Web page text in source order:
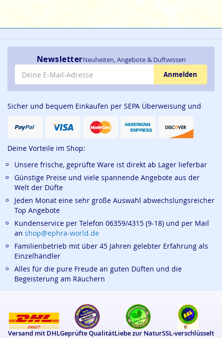
NewsletterNeuheiten, Angebote & Duftwissen
E-Mail-Adresse
Anmelden
Sicher und bequem Einkaufen per SEPA Überweisung und
Deine Vorteile im Shop:
Unsere frische, geprüfte Ware ist direkt ab Lager lieferbar
Günstige Preise und viele spannende Angebote aus der
Welt der Düfte
Jeden Monat eine sehr große Auswahl abwechslungsreicher
Top Angebote
Kundenservice per Telefon 06359/4315 (9-18) und per Mail
an shop@ephra-world.de
Familienbetrieb mit über 45 Jahren gelebter Erfahrung als
Einzelhändler
Alles für die pure Freude an guten Düften und die
Begeisterung am Räuchern
Versand mit DHLGeprüfte QualitätLiebe zur NaturSSL-verschlüsselt